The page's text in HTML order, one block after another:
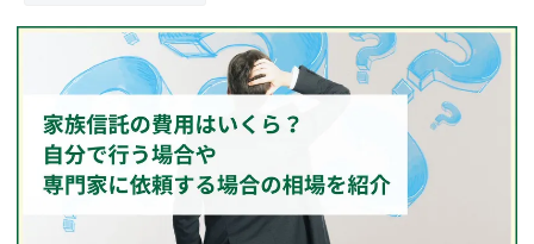
相談内容で探す
遺言書作成・遺言執行
相続登記
遺留分侵害額請求
費用相場
コラム
相続手続き